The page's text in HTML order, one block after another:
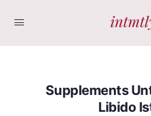
Supplements
Libido